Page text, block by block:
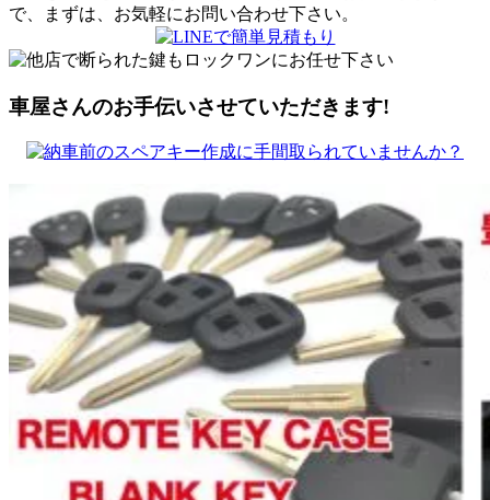
で、まずは、お気軽にお問い合わせ下さい。
車屋さんのお手伝いさせていただきます!